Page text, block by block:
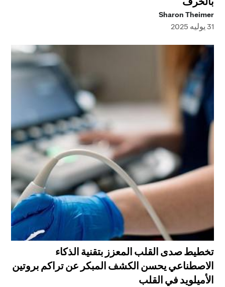
Sharon Theimer
31 يوليه 2025
تخطيط صدى القلب المعزز بتقنية الذكاء
الاصطناعي يحسن الكشف المبكر عن تراكم بروتين
الأميلويد في القلب